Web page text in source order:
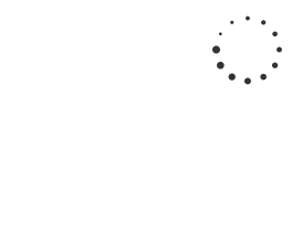
Шар с
днем
рождения,
с